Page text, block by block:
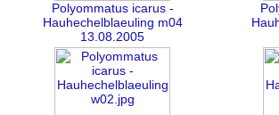
Polyommatus icarus -
Hauhechelblaeuling m04
13.08.2005